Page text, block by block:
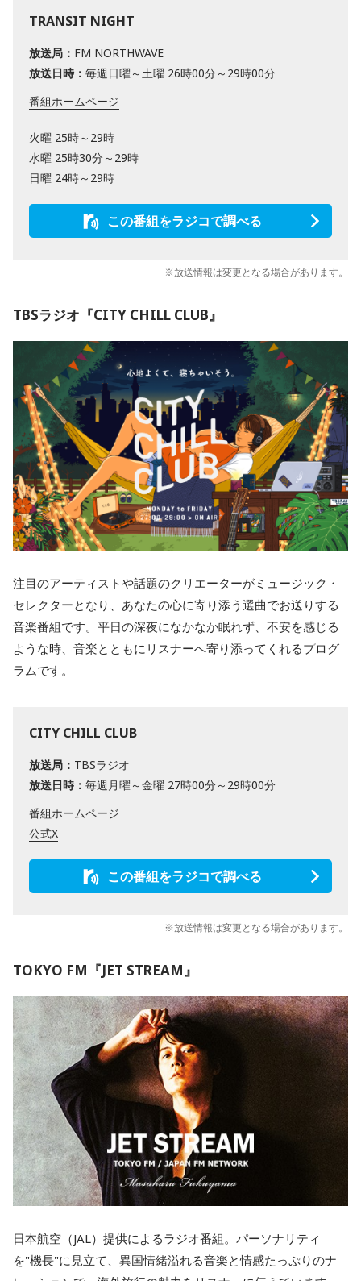
TRANSIT NIGHT
放送局： FM NORTHWAVE
放送日時： 毎週日曜～土曜 26時00分～29時00分
番組ホームページ
火曜 25時～29時
水曜 25時30分～29時
日曜 24時～29時
この番組をラジコで調べる
※放送情報は変更となる場合があります。
TBSラジオ『CITY CHILL CLUB』
注目のアーティストや話題のクリエーターがミュージック・
セレクターとなり、あなたの心に寄り添う選曲でお送りする
音楽番組です。平日の深夜になかなか眠れず、不安を感じる
ような時、音楽とともにリスナーへ寄り添ってくれるプログ
ラムです。
CITY CHILL CLUB
放送局： TBSラジオ
放送日時： 毎週月曜～金曜 27時00分～29時00分
番組ホームページ
公式X
この番組をラジコで調べる
※放送情報は変更となる場合があります。
TOKYO FM『JET STREAM』
日本航空（JAL）提供によるラジオ番組。パーソナリティ
を"機長"に見立て、異国情緒溢れる音楽と情感たっぷりのナ